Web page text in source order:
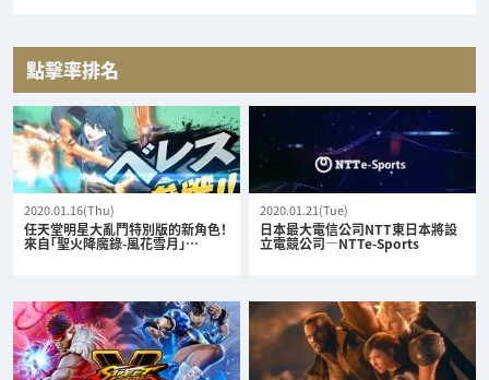
點擊率排名
2020.01.16(Thu)
任天堂明星大亂鬥特別版的新角色！
來自「聖火降魔錄-風花雪月」…
2020.01.21(Tue)
日本最大電信公司NTT東日本將設
立電競公司—NTTe-Sports